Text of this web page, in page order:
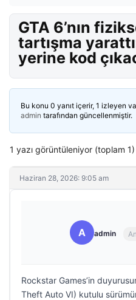
GTA 6’nın
tartışma
yerine kod
Bu konu 0 yanıt içerir, 1 izleyen
admin tarafından güncellenmiştir.
1 yazı görüntüleniyor (toplam 1)
Haziran 28, 2026: 9:05 am
A admin
Rockstar Games’in
Theft Auto VI) kutulu